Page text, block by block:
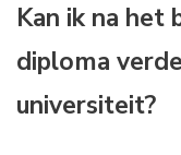
Kan ik na het
diploma
universiteit?